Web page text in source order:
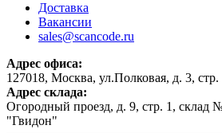
Доставка
Вакансии
sales@scancode.ru
Адрес офиса:
127018, Москва, ул.Полковая, д. 3,
Адрес склада:
Огородный проезд, д. 9, стр. 1, склад
"Гвидон"